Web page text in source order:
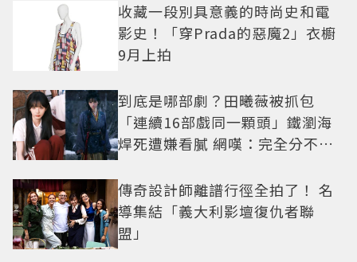
收藏一段別具意義的時尚史和電
影史！「穿Prada的惡魔2」衣櫥
9月上拍
到底是哪部劇？田曦薇被抓包
「連續16部戲同一顆頭」鐵瀏海
焊死遭嫌看膩 網嘆：完全分不出
傳奇設計師離譜行徑全拍了！ 名
導集結「義大利影壇復仇者聯
盟」